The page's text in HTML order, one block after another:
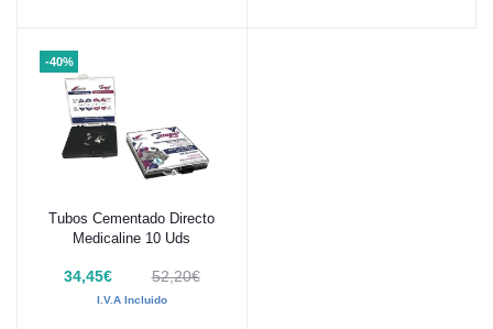
-40%
Añadir al carrito
Tubos Cementado Directo
Medicaline 10 Uds
34,45€ 52,20€
I.V.A Incluido